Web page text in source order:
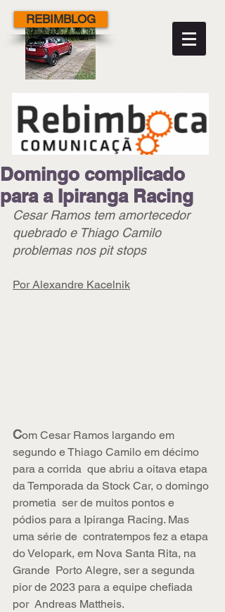
REBIMBLOG
Domingo complicado
para a Ipiranga Racing
Cesar Ramos tem amortecedor
quebrado e Thiago Camilo
problemas nos pit stops
Por Alexandre Kacelnik
Com Cesar Ramos largando em
segundo e Thiago Camilo em décimo
para a corrida  que abriu a oitava etapa
da Temporada da Stock Car, o domingo
prometia  ser de muitos pontos e
pódios para a Ipiranga Racing. Mas
uma série de  contratempos fez a etapa
do Velopark, em Nova Santa Rita, na
Grande  Porto Alegre, ser a segunda
pior de 2023 para a equipe chefiada
por  Andreas Mattheis.